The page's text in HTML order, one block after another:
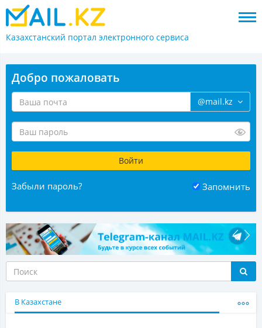
Казахстанский портал электронного сервиса
Добро пожаловать
@mail.kz
Забыли пароль? Запомнить
В Казахстане